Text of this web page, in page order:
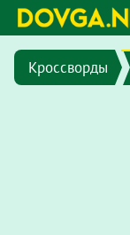
Кроссворды